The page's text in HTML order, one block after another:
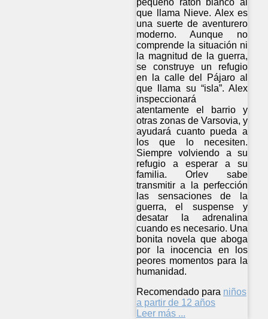
que llama Nieve. Alex es
una suerte de aventurero
moderno. Aunque no
comprende la situación ni
la magnitud de la guerra,
se construye un refugio
en la calle del Pájaro al
que llama su “isla”. Alex
inspeccionará
atentamente el barrio y
otras zonas de Varsovia, y
ayudará cuanto pueda a
los que lo necesiten.
Siempre volviendo a su
refugio a esperar a su
familia. Orlev sabe
transmitir a la perfección
las sensaciones de la
guerra, el suspense y
desatar la adrenalina
cuando es necesario. Una
bonita novela que aboga
por la inocencia en los
peores momentos para la
humanidad.
Recomendado para niños
a partir de 12 años
Leer más ...